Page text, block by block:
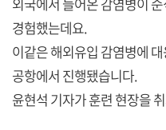
경험했는데요.
이같은 해외유입 감염병에
공항에서 진행됐습니다.
윤현석 기자가 훈련 현장을